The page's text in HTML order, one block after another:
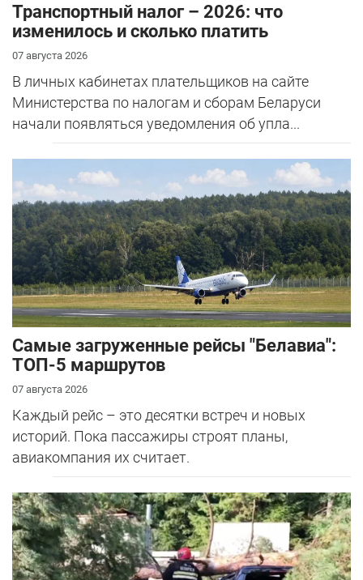
Транспортный налог – 2026: что
изменилось и сколько платить
07 августа 2026
В личных кабинетах плательщиков на сайте
Министерства по налогам и сборам Беларуси
начали появляться уведомления об упла...
Самые загруженные рейсы "Белавиа":
ТОП-5 маршрутов
07 августа 2026
Каждый рейс – это десятки встреч и новых
историй. Пока пассажиры строят планы,
авиакомпания их считает.